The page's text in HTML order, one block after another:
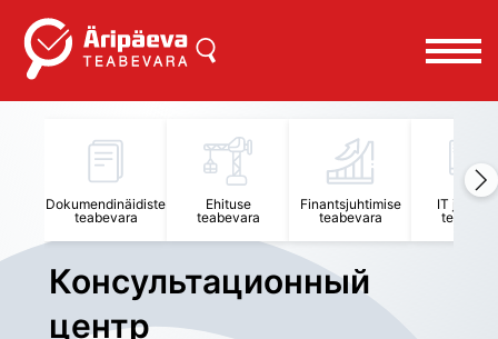
Dokumendinäidiste
teabevara
Ehituse
teabevara
Finantsjuhtimise
teabevara
IT
Консультационный
центр